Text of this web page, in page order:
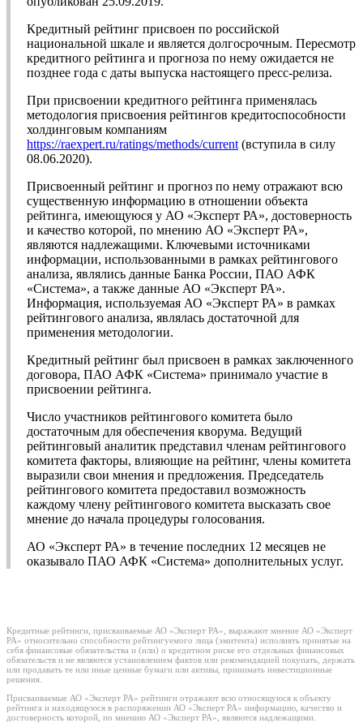
Кредитный рейтинг присвоен по российской
национальной шкале и является долгосрочным. Пересмотр
кредитного рейтинга и прогноза по нему ожидается не
позднее года с даты выпуска настоящего пресс-релиза.
При присвоении кредитного рейтинга применялась
методология присвоения рейтингов кредитоспособности
холдинговым компаниям
https://raexpert.ru/ratings/methods/current (вступила в силу
08.06.2020).
Присвоенный рейтинг и прогноз по нему отражают всю
существенную информацию в отношении объекта
рейтинга, имеющуюся у АО «Эксперт РА», достоверность
и качество которой, по мнению АО «Эксперт РА»,
являются надлежащими. Ключевыми источниками
информации, использованными в рамках рейтингового
анализа, являлись данные Банка России, ПАО АФК
«Система», а также данные АО «Эксперт РА».
Информация, используемая АО «Эксперт РА» в рамках
рейтингового анализа, являлась достаточной для
применения методологии.
Кредитный рейтинг был присвоен в рамках заключенного
договора, ПАО АФК «Система» принимало участие в
присвоении рейтинга.
Число участников рейтингового комитета было
достаточным для обеспечения кворума. Ведущий
рейтинговый аналитик представил членам рейтингового
комитета факторы, влияющие на рейтинг, члены комитета
выразили свои мнения и предложения. Председатель
рейтингового комитета предоставил возможность
каждому члену рейтингового комитета высказать свое
мнение до начала процедуры голосования.
АО «Эксперт РА» в течение последних 12 месяцев не
оказывало ПАО АФК «Система» дополнительных услуг.
Кредитные рейтинги, присваиваемые АО «Эксперт РА», выражают мнение АО «Эксперт
РА» относительно способности рейтингуемого лица (эмитента) исполнять принятые на
себя финансовые обязательства и (или) о кредитном риске его отдельных финансовых
обязательств и не являются установлением фактов или рекомендацией покупать, держать
или продавать те или иные ценные бумаги или активы, принимать инвестиционные
решения.
Присваиваемые АО «Эксперт РА» рейтинги отражают всю относящуюся к объекту
рейтинга и находящуюся в распоряжении АО «Эксперт РА» информацию, качество и
достоверность которой, по мнению АО «Эксперт РА», являются надлежащими.